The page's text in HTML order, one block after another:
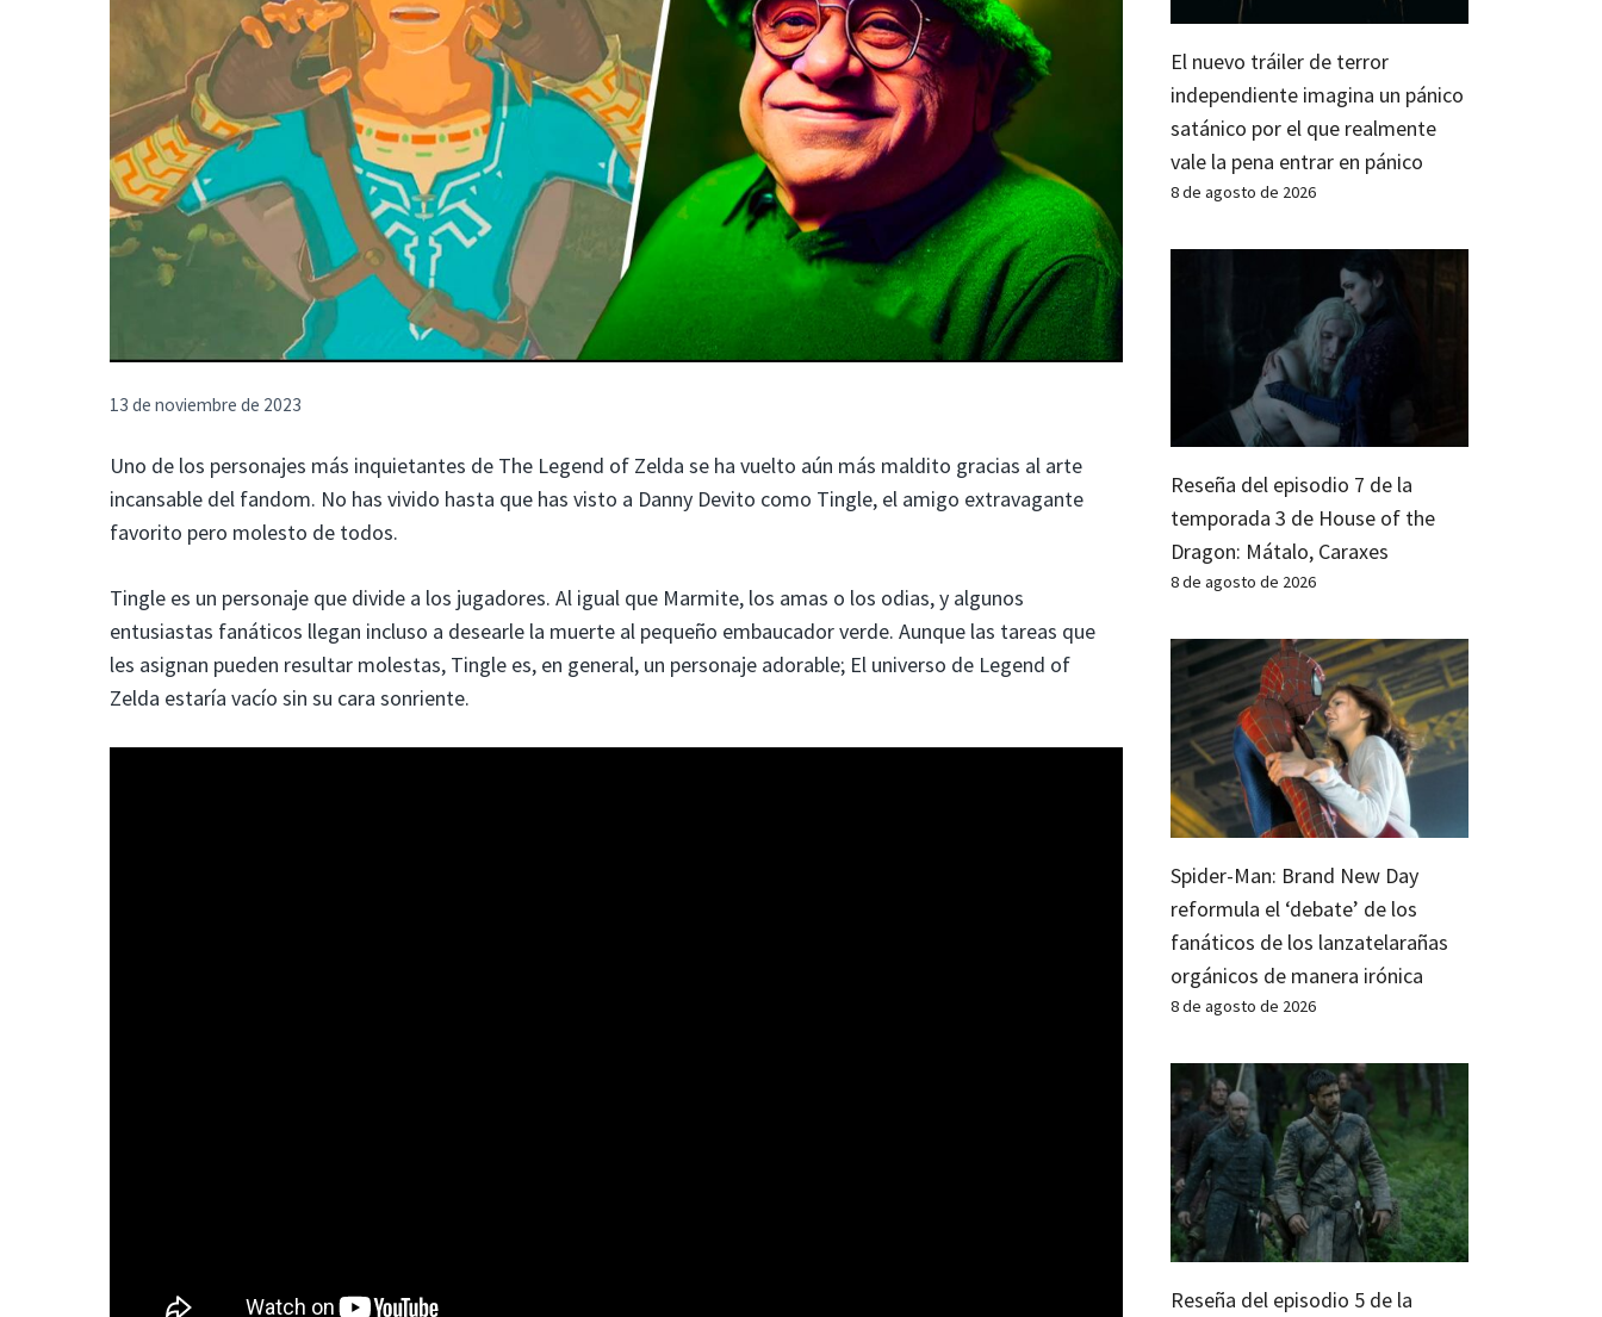
13 de noviembre de 2023
Uno de los personajes más inquietantes de The Legend of Zelda se ha vuelto aún más maldito gracias al arte
incansable del fandom. No has vivido hasta que has visto a Danny Devito como Tingle, el amigo extravagante
favorito pero molesto de todos.
Tingle es un personaje que divide a los jugadores. Al igual que Marmite, los amas o los odias, y algunos
entusiastas fanáticos llegan incluso a desearle la muerte al pequeño embaucador verde. Aunque las tareas que
les asignan pueden resultar molestas, Tingle es, en general, un personaje adorable; El universo de Legend of
Zelda estaría vacío sin su cara sonriente.
El nuevo tráiler de terror
independiente imagina un pánico
satánico por el que realmente
vale la pena entrar en pánico
8 de agosto de 2026
Reseña del episodio 7 de la
temporada 3 de House of the
Dragon: Mátalo, Caraxes
8 de agosto de 2026
Spider-Man: Brand New Day
reformula el ‘debate’ de los
fanáticos de los lanzatelarañas
orgánicos de manera irónica
8 de agosto de 2026
Reseña del episodio 5 de la